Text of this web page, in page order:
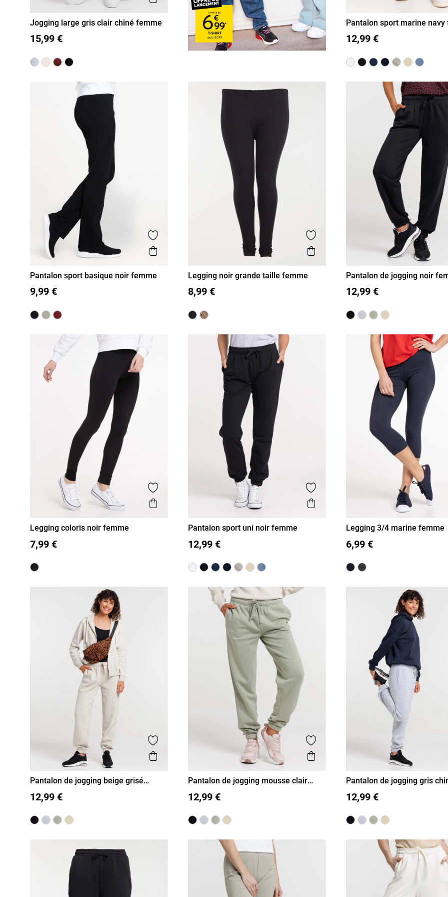
S M
Jogging large gris clair chiné femme
15,99 € S M
Pantalon sport marine navy
12,99 €
Ajouter aux favoris
Aperçu rapide
S M
Pantalon sport basique noir femme
9,99 €
Ajouter aux favoris
Aperçu rapide
42 48 50 52 54 56 XL
Legging noir grande taille femme
8,99 € S M
Pantalon de jogging noir
12,99 €
Ajouter aux favoris
Aperçu rapide
36 38 40 42 44 46
Legging coloris noir femme
7,99 €
Ajouter aux favoris
Aperçu rapide
S M
Pantalon sport uni noir femme
12,99 €
36 38 40 42 44 46
Legging 3/4 marine femme
6,99 €
Ajouter aux favoris
Aperçu rapide
S M
Pantalon de jogging beige grisé
12,99 €
Ajouter aux favoris
Aperçu rapide
S M
Pantalon de jogging mousse clair
12,99 € S M
Pantalon de jogging gris
12,99 €